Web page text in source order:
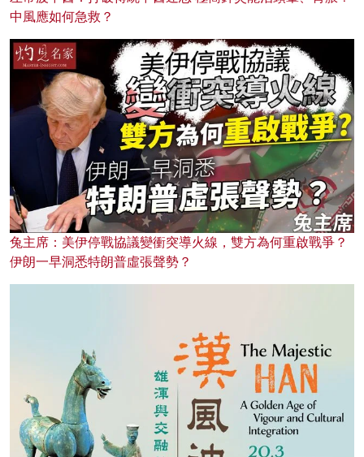
中風應如何急救？
兔主席：美伊停戰協議變衝突導火線，雙方為何重啟戰爭？
伊朗一早洞悉特朗普虛張聲勢？